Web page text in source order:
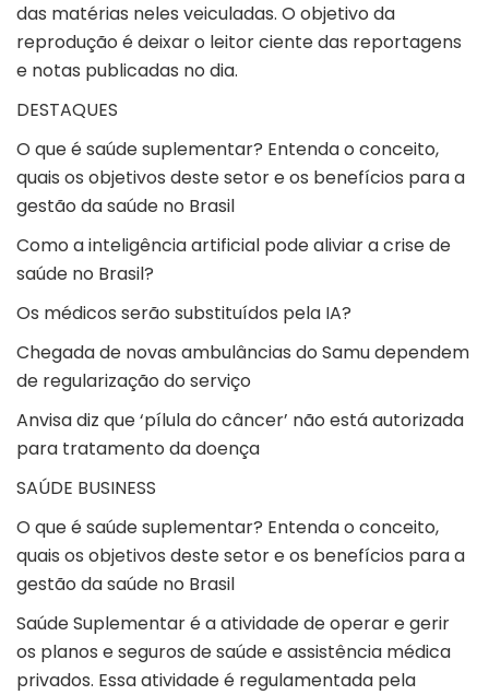
das matérias neles veiculadas. O objetivo da
reprodução é deixar o leitor ciente das reportagens
e notas publicadas no dia.
DESTAQUES
O que é saúde suplementar? Entenda o conceito,
quais os objetivos deste setor e os benefícios para a
gestão da saúde no Brasil
Como a inteligência artificial pode aliviar a crise de
saúde no Brasil?
Os médicos serão substituídos pela IA?
Chegada de novas ambulâncias do Samu dependem
de regularização do serviço
Anvisa diz que ‘pílula do câncer’ não está autorizada
para tratamento da doença
SAÚDE BUSINESS
O que é saúde suplementar? Entenda o conceito,
quais os objetivos deste setor e os benefícios para a
gestão da saúde no Brasil
Saúde Suplementar é a atividade de operar e gerir
os planos e seguros de saúde e assistência médica
privados. Essa atividade é regulamentada pela